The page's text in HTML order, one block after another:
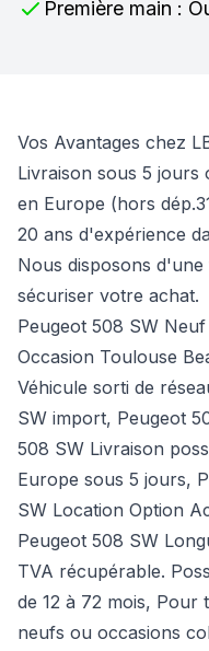
Première main :
Vos Avantages chez
Livraison sous 5 jours
en Europe (hors
20 ans d'expérience
Nous disposons
sécuriser votre achat.
Peugeot 508 SW
Occasion Toulouse
Véhicule sorti de
SW import, Peugeot
508 SW Livraison
Europe sous 5 jours,
SW Location Option
Peugeot 508 SW
TVA récupérable.
de 12 à 72 mois,
neufs ou occasions